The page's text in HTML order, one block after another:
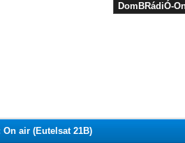
On air (Eutelsat 21B)